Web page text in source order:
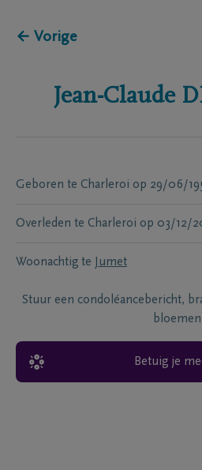
← Vorige
Jean-Claude
Geboren te Charleroi op 29/06/
Overleden te Charleroi op 03/12/
Woonachtig te Jumet
Stuur een condoléancebericht,
bloemen
Betuig je